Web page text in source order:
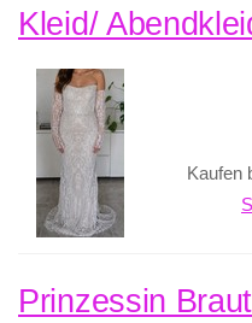
Kleid/
Kaufen
Prinzessin